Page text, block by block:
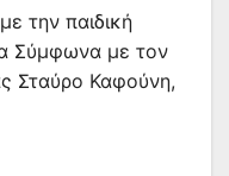
την παιδική
Σύμφωνα με τον
Σταύρο Καφούνη,